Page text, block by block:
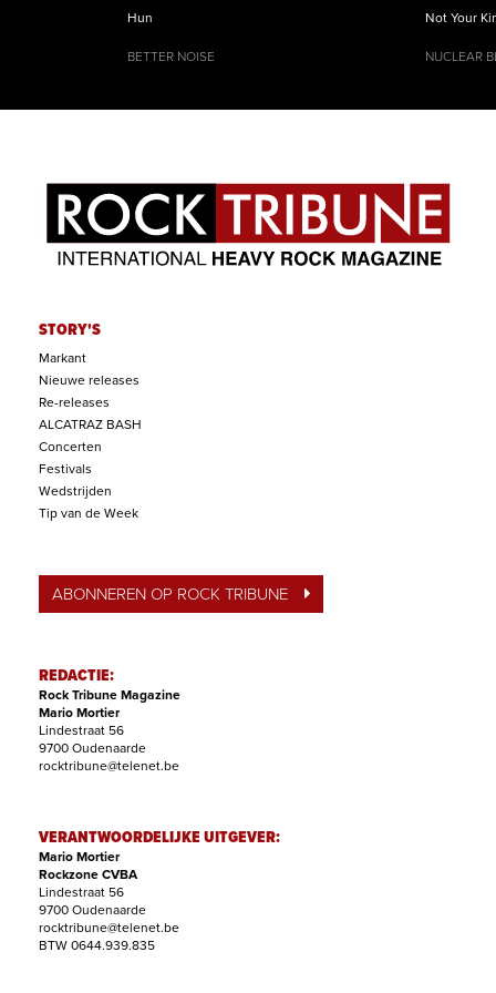
Hun
BETTER NOISE
Not Your
NUCLEAR
STORY'S
Markant
Nieuwe releases
Re-releases
ALCATRAZ BASH
Concerten
Festivals
Wedstrijden
Tip van de Week
ABONNEREN OP ROCK TRIBUNE
REDACTIE:
Rock Tribune Magazine
Mario Mortier
Lindestraat 56
9700 Oudenaarde
rocktribune@telenet.be
VERANTWOORDELIJKE UITGEVER:
Mario Mortier
Rockzone CVBA
Lindestraat 56
9700 Oudenaarde
rocktribune@telenet.be
BTW 0644.939.835